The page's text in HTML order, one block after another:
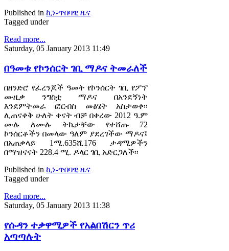
Published in ኪነ-ጥበባዊ ዜና
Tagged under
Read more...
Saturday, 05 January 2013 11:49
በዓመቱ የኮንሰርት ገቢ ማዶና ትመራለች
በዘንድሮ የፈረንጆች ዓመት የኮንሰርት ገቢ የፖፕ
ሙዚቃ ንግስቷ ማዶና በአንደኝነት
እንደምትመራ ፎርብስ መፅሄት አስታወቀ፡፡
ሊጠናቀቅ ሁለት ቀናት ብቻ በቀረው 2012 ዓ.ም
ሙሉ ለሙሉ ትኬታቸው የተሸጡ 72
ኮንሰርቶችን በመላው ዓለም ያደረገችው ማዶና፤
በአጠቃላይ 1ሚ.635ሺ176 ታዳሚዎችን
በማዝናናት 228.4 ሚ. ዶላር ገቢ አድርጋለች፡፡
Published in ኪነ-ጥበባዊ ዜና
Tagged under
Read more...
Saturday, 05 January 2013 11:38
የሱዳን ተቃዋሚዎች የአልበሽርን ጥሪ
አጣጣሉት